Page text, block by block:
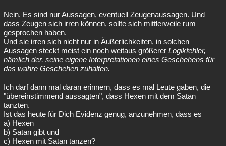
Nein. Es sind nur Aussagen, eventuell Zeugenaussagen. Und
dass Zeugen sich irren können, sollte sich mittlerweile rum
gesprochen haben.
Und sie irren sich nicht nur in Äußerlichkeiten, in solchen
Aussagen steckt meist ein noch weitaus größerer Logikfehler,
nämlich der, seine eigene Interpretationen eines Geschehens für
das wahre Geschehen zuhalten.
Ich darf dann mal daran erinnern, dass es mal Leute gaben, die
"übereinstimmend aussagten", dass Hexen mit dem Satan
tanzten.
Ist das heute für Dich Evidenz genug, anzunehmen, dass es
a) Hexen
b) Satan gibt und
c) Hexen mit Satan tanzen?